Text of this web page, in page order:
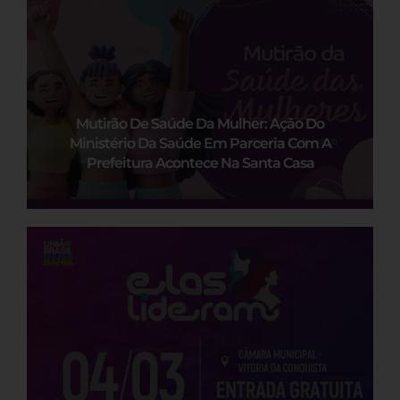
Mutirão De Saúde Da Mulher: Ação Do
Ministério Da Saúde Em Parceria Com A
Prefeitura Acontece Na Santa Casa